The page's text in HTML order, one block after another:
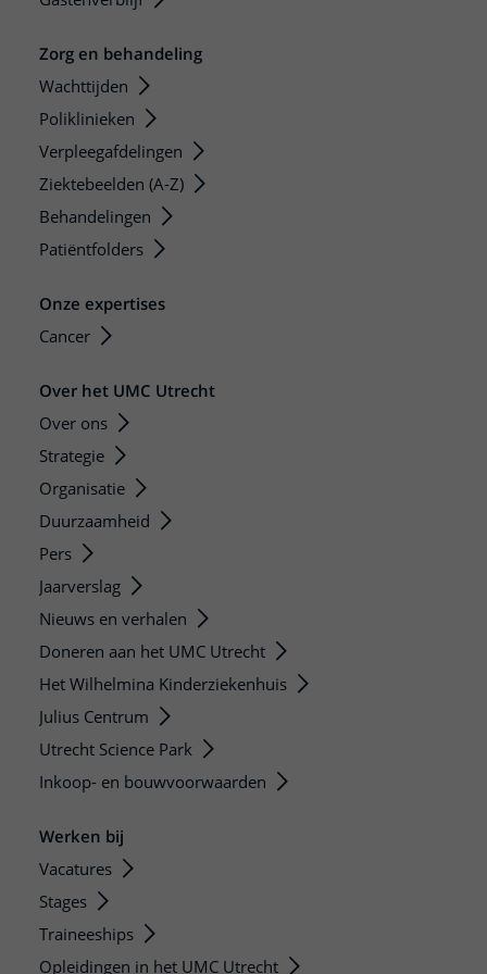
Zorg en behandeling
Wachttijden
Poliklinieken
Verpleegafdelingen
Ziektebeelden (A-Z)
Behandelingen
Patiëntfolders
Onze expertises
Cancer
Over het UMC Utrecht
Over ons
Strategie
Organisatie
Duurzaamheid
Pers
Jaarverslag
Nieuws en verhalen
Doneren aan het UMC Utrecht
Het Wilhelmina Kinderziekenhuis
Julius Centrum
Utrecht Science Park
Inkoop- en bouwvoorwaarden
Werken bij
Vacatures
Stages
Traineeships
Opleidingen in het UMC Utrecht